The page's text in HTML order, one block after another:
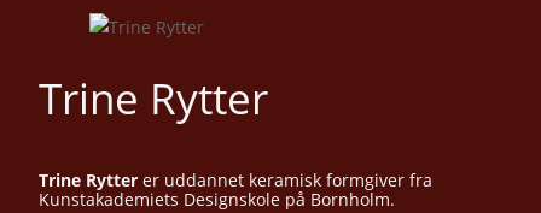
Trine Rytter
Trine Rytter er uddannet keramisk formgiver fra
Kunstakademiets Designskole på Bornholm.